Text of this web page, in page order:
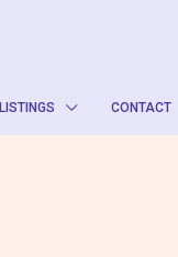
LISTINGS CONTACT